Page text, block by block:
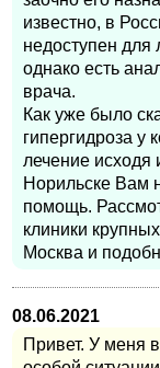
известно, в
недоступен для
однако есть
врача.
Как уже было
гипергидроза у
лечение исходя
Норильске Вам
помощь.
клиники
Москва и
08.06.2021
Привет. У меня